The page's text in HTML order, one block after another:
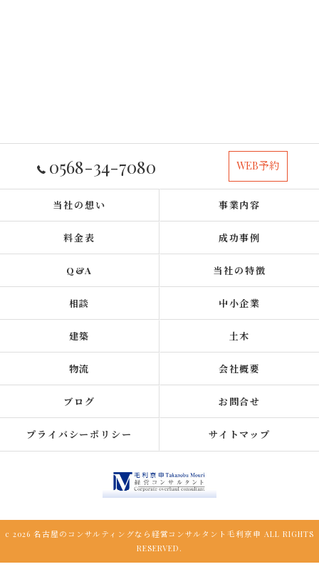
0568-34-7080 WEB予約
当社の想い 事業内容
料金表 成功事例
Q&A 当社の特徴
相談 中小企業
建築 土木
物流 会社概要
ブログ お問合せ
プライバシーポリシー サイトマップ
c 2026 名古屋のコンサルティングなら経営コンサルタント毛利京申 ALL RIGHTS
RESERVED.